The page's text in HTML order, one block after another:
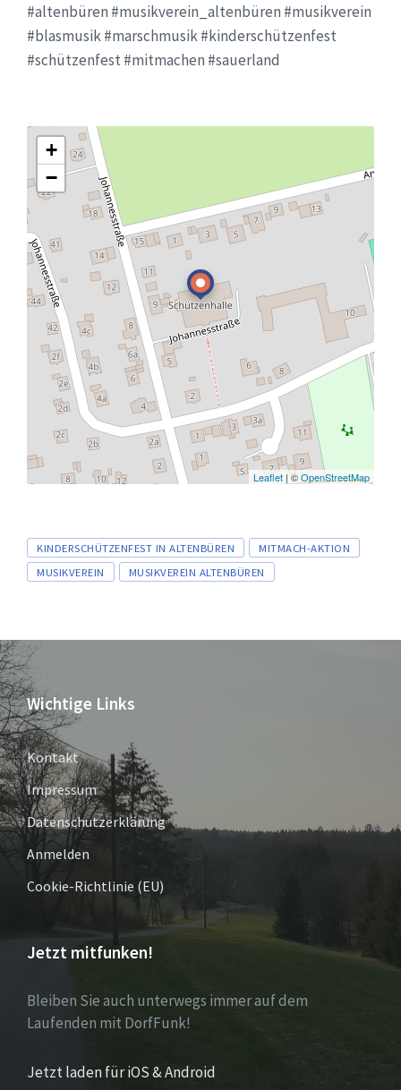
#altenbüren #musikverein_altenbüren #musikverein
#blasmusik #marschmusik #kinderschützenfest
#schützenfest #mitmachen #sauerland
+
−
Leaflet | ©OpenStreetMap
Tags
KINDERSCHÜTZENFEST IN ALTENBÜREN
MITMACH-AKTION
MUSIKVEREIN
MUSIKVEREIN ALTENBÜREN
Wichtige Links
Kontakt
Impressum
Datenschutzerklärung
Anmelden
Cookie-Richtlinie (EU)
Jetzt mitfunken!
Bleiben Sie auch unterwegs immer auf dem
Laufenden mit DorfFunk!
Jetzt laden für iOS & Android